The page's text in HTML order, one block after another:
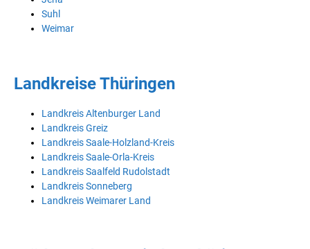
Suhl
Weimar
Landkreise Thüringen
Landkreis Altenburger Land
Landkreis Greiz
Landkreis Saale-Holzland-Kreis
Landkreis Saale-Orla-Kreis
Landkreis Saalfeld Rudolstadt
Landkreis Sonneberg
Landkreis Weimarer Land